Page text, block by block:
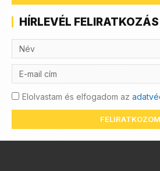
HÍRLEVÉL FELIRATKOZÁS
Elolvastam és elfogadom az
FELIRATKOZOM